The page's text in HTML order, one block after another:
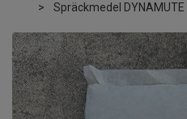
Spräckmedel DYNAMUTE